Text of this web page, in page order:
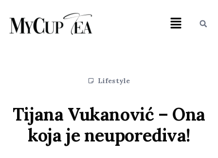
Lifestyle
Tijana Vukanović – Ona
koja je neuporediva!